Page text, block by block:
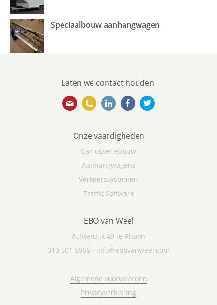
Speciaalbouw aanhangwagen
Laten we contact houden!
info@ebovanweel.com
010 501 5866
https://www.linkedin.com/
https://
Onze vaardigheden
Carrosseriebouw
Aanhangwagens
Verkeerssystemen
Traffic Software
EBO van Weel
Achterdijk 49 te Rhoon
010 501 5866 • info@ebovanweel.com
Algemene voorwaarden
Privacyverklaring